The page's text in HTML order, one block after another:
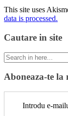
This site uses
data is processed.
Cautare in site
Search
for:
Aboneaza-te la
Introdu e-